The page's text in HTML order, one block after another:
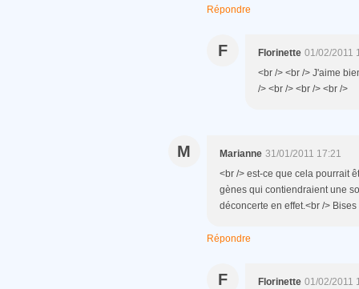
Répondre
F Florinette 01/02/2011
<br /> <br /> J'aime
/> <br /> <br /> <br />
M Marianne 31/01/2011 17:21
<br /> est-ce que cela pourrait
gènes qui contiendraient une
déconcerte en effet.<br />
Répondre
F Florinette 01/02/2011